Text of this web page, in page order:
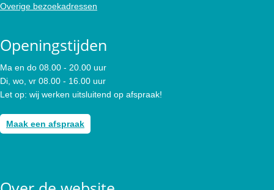
Overige bezoekadressen
Openingstijden
Ma en do 08.00 - 20.00 uur
Di, wo, vr 08.00 - 16.00 uur
Let op: wij werken uitsluitend op afspraak!
Maak een afspraak